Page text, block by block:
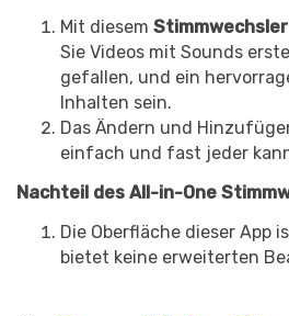
Mit diesem
Sie Videos mit Sounds
gefallen, und ein
Inhalten sein.
Das Ändern und
einfach und fast jeder
Nachteil des All-in-One
Die Oberfläche dieser App
bietet keine erweiterten